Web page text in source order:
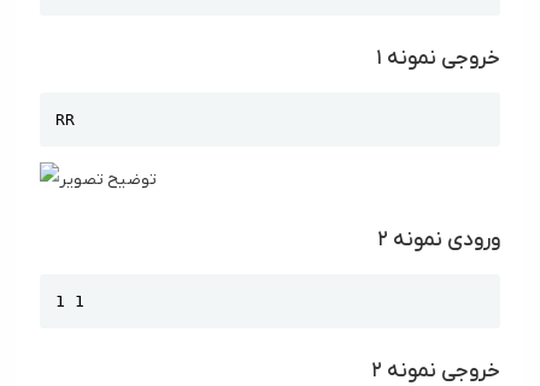
خروجی نمونه ۱
RR
ورودی نمونه ۲
1 1
خروجی نمونه ۲